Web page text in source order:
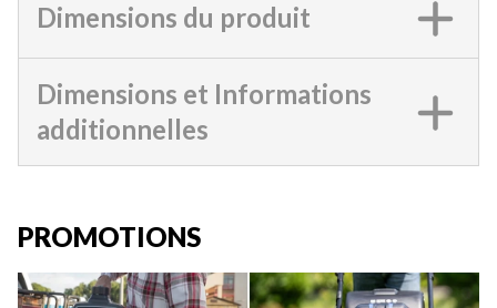
Dimensions du produit
Dimensions et Informations
additionnelles
PROMOTIONS